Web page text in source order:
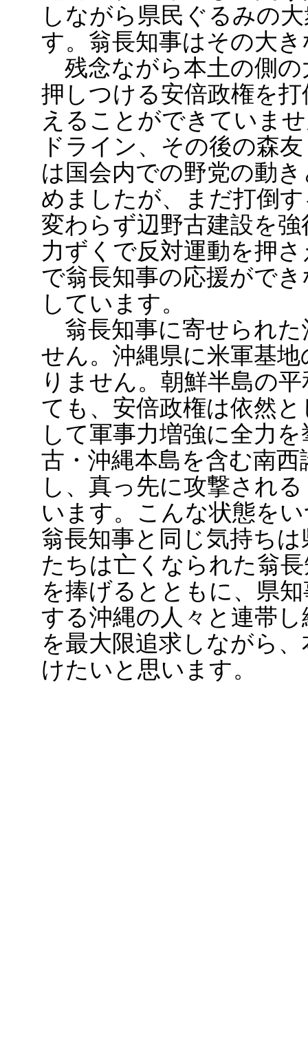
しながら県民ぐるみの
す。翁長知事はその大
残念ながら本土の側の
押しつける安倍政権を
えることができていま
ドライン、その後の森
は国会内での野党の動
めましたが、まだ打倒
変わらず辺野古建設を
力ずくで反対運動を押
で翁長知事の応援がで
しています。
翁長知事に寄せられた
せん。沖縄県に米軍基
りません。朝鮮半島の
ても、安倍政権は依然
して軍事力増強に全力
古・沖縄本島を含む南
し、真っ先に攻撃され
います。こんな状態を
翁長知事と同じ気持ち
たちは亡くなられた翁
を捧げるとともに、県
する沖縄の人々と連帯
を最大限追求しながら
けたいと思います。